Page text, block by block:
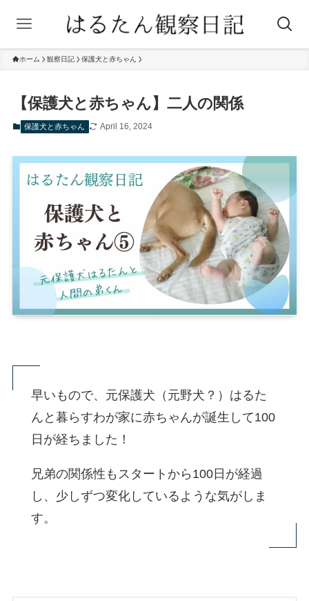
ホーム 観察日記 保護犬と赤ちゃん
【保護犬と赤ちゃん】二人の関係
保護犬と赤ちゃん April 16, 2024
早いもので、元保護犬（元野犬？）はるた
んと暮らすわが家に赤ちゃんが誕生して100
日が経ちました！
兄弟の関係性もスタートから100日が経過
し、少しずつ変化しているような気がしま
す。